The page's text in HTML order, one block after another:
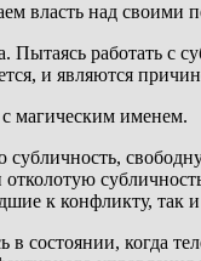
власть над своими
Пытаясь работать с
и являются
магическим именем.
отколотую
к конфликту, так
в состоянии, когда